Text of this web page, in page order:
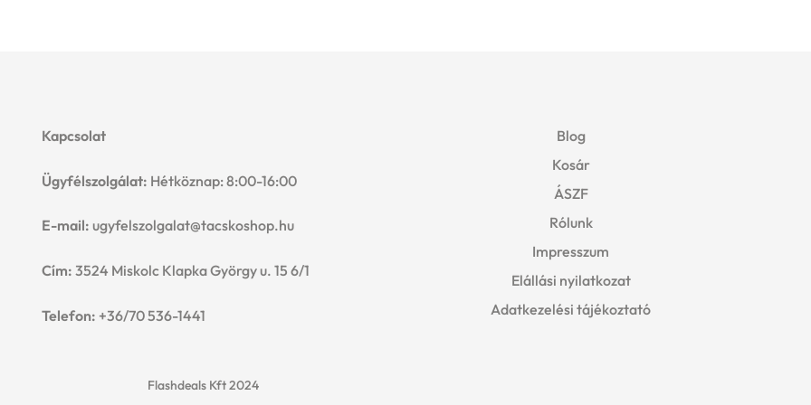
Kapcsolat
Ügyfélszolgálat: Hétköznap: 8:00-16:00
E-mail: ugyfelszolgalat@tacskoshop.hu
Cím: 3524 Miskolc Klapka György u. 15 6/1
Telefon: +36/70 536-1441
Blog
Kosár
ÁSZF
Rólunk
Impresszum
Elállási nyilatkozat
Adatkezelési tájékoztató
Flashdeals Kft 2024